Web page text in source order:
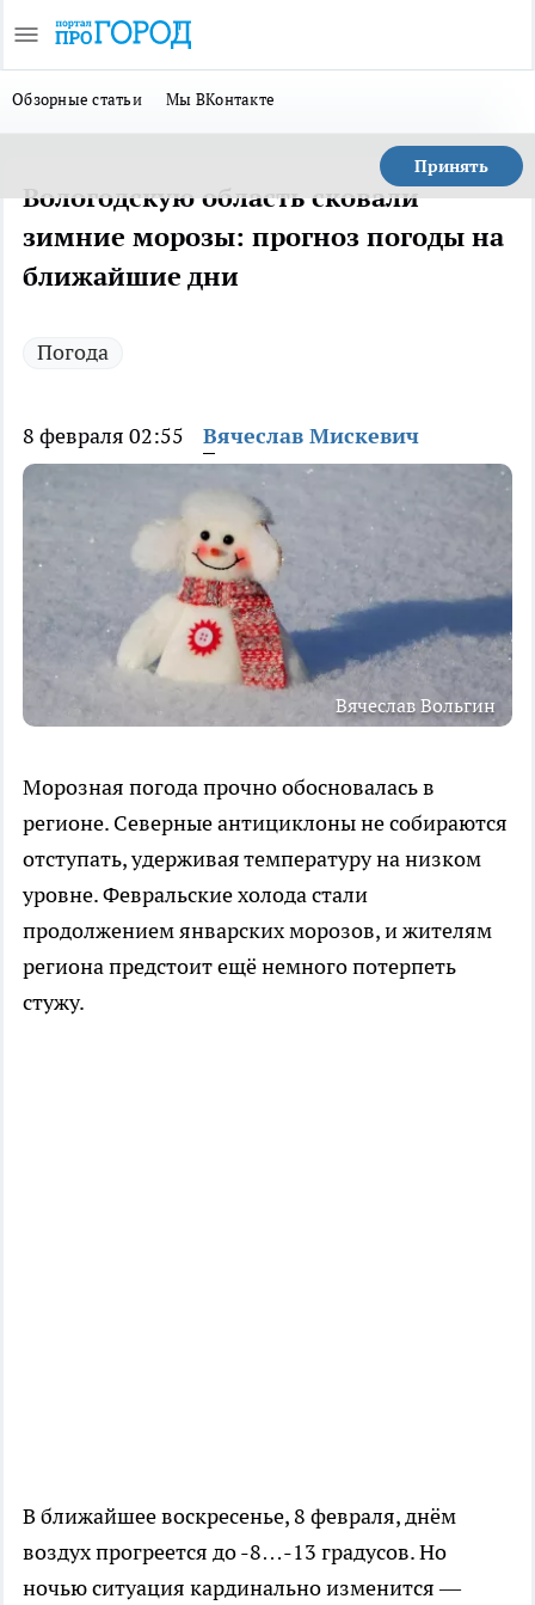
Обзорные статьи Мы ВКонтакте
Принять
Вологодскую область сковали
зимние морозы: прогноз погоды на
ближайшие дни
Погода
8 февраля 02:55 Вячеслав Мискевич
Вячеслав Вольгин
Морозная погода прочно обосновалась в
регионе. Северные антициклоны не собираются
отступать, удерживая температуру на низком
уровне. Февральские холода стали
продолжением январских морозов, и жителям
региона предстоит ещё немного потерпеть
стужу.
В ближайшее воскресенье, 8 февраля, днём
воздух прогреется до -8…-13 градусов. Но
ночью ситуация кардинально изменится —